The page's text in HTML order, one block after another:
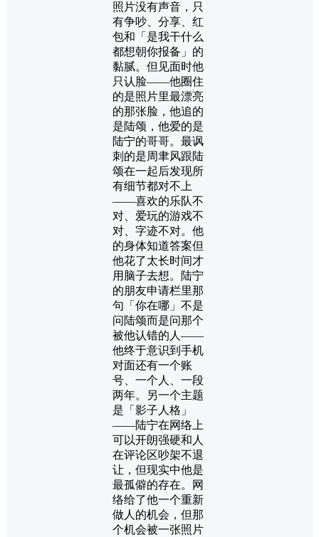
照片没有声音，只
有争吵、分享、红
包和「是我干什么
都想朝你报备」的
黏腻。但见面时他
只认脸——他圈住
的是照片里最漂亮
的那张脸，他追的
是陆颂，他爱的是
陆宁的哥哥。最讽
刺的是周聿风跟陆
颂在一起后发现所
有细节都对不上
——喜欢的乐队不
对、爱玩的游戏不
对、字迹不对。他
的身体知道答案但
他花了太长时间才
用脑子去想。陆宁
的朋友申请栏里那
句「你在哪」不是
问陆颂而是问那个
被他认错的人——
他终于意识到手机
对面还有一个账
号、一个人、一段
两年。另一个主题
是「影子人格」
——陆宁在网络上
可以开朗强硬和人
在评论区吵架不退
让，但现实中他是
最孤僻的存在。网
络给了他一个重新
做人的机会，但那
个机会被一张照片